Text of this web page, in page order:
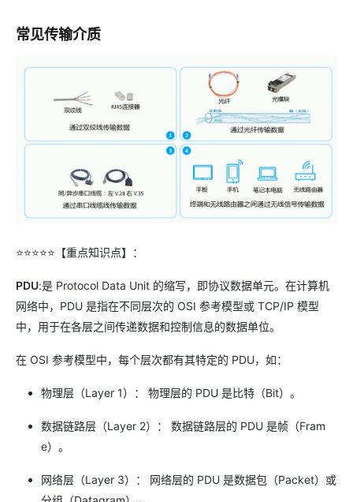
常见传输介质
⭐⭐⭐⭐⭐【重点知识点】：
PDU:是 Protocol Data Unit 的缩写，即协议数据单元。在计算机
网络中，PDU 是指在不同层次的 OSI 参考模型或 TCP/IP 模型
中，用于在各层之间传递数据和控制信息的数据单位。
在 OSI 参考模型中，每个层次都有其特定的 PDU，如：
物理层（Layer 1）： 物理层的 PDU 是比特（Bit）。
数据链路层（Layer 2）： 数据链路层的 PDU 是帧（Fram
e）。
网络层（Layer 3）： 网络层的 PDU 是数据包（Packet）或